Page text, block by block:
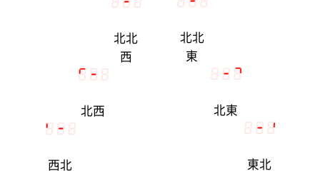
北北
西
北北
東
北西 北東
西北
東北